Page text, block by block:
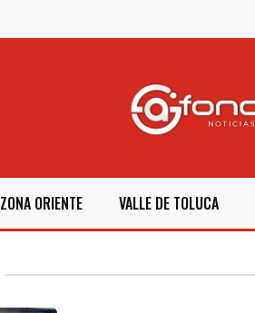
ZONA ORIENTE VALLE DE TOLUCA